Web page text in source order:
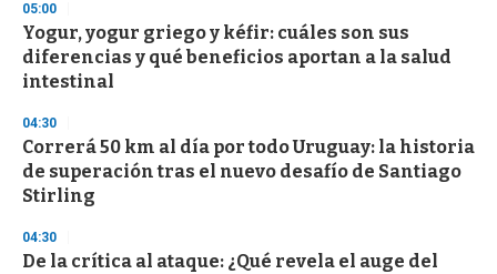
d
s
o
f
3
s
e
c
o
n
05:00
Yogur, yogur griego y kéfir: cuáles son sus
diferencias y qué beneficios aportan a la salud
intestinal
04:30
Correrá 50 km al día por todo Uruguay: la historia
de superación tras el nuevo desafío de Santiago
Stirling
04:30
De la crítica al ataque: ¿Qué revela el auge del